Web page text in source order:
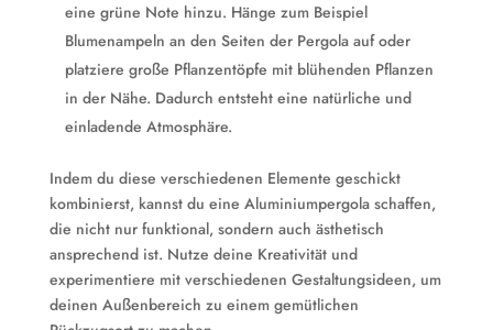
eine grüne Note hinzu. Hänge zum Beispiel
Blumenampeln an den Seiten der Pergola auf oder
platziere große Pflanzentöpfe mit blühenden Pflanzen
in der Nähe. Dadurch entsteht eine natürliche und
einladende Atmosphäre.
Indem du diese verschiedenen Elemente geschickt
kombinierst, kannst du eine Aluminiumpergola schaffen,
die nicht nur funktional, sondern auch ästhetisch
ansprechend ist. Nutze deine Kreativität und
experimentiere mit verschiedenen Gestaltungsideen, um
deinen Außenbereich zu einem gemütlichen